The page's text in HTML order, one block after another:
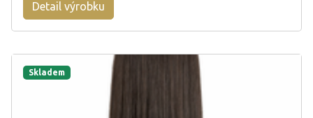
Detail výrobku
Skladem